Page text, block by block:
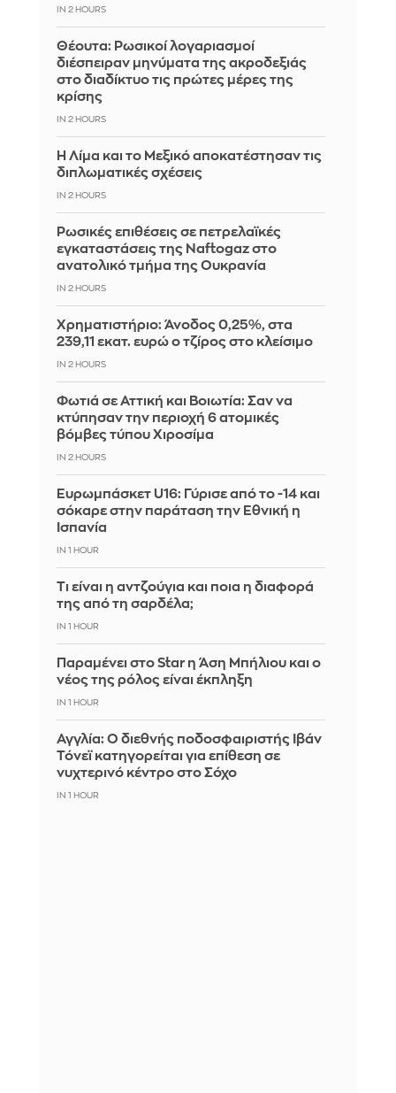
IN 2 HOURS
Θέουτα: Ρωσικοί λογαριασμοί
διέσπειραν μηνύματα της ακροδεξιάς
στο διαδίκτυο τις πρώτες μέρες της
κρίσης
IN 2 HOURS
Η Λίμα και το Μεξικό αποκατέστησαν τις
διπλωματικές σχέσεις
IN 2 HOURS
Ρωσικές επιθέσεις σε πετρελαϊκές
εγκαταστάσεις της Naftogaz στο
ανατολικό τμήμα της Ουκρανία
IN 2 HOURS
Χρηματιστήριο: Άνοδος 0,25%, στα
239,11 εκατ. ευρώ ο τζίρος στο κλείσιμο
IN 2 HOURS
Φωτιά σε Αττική και Βοιωτία: Σαν να
κτύπησαν την περιοχή 6 ατομικές
βόμβες τύπου Χιροσίμα
IN 2 HOURS
Ευρωμπάσκετ U16: Γύρισε από το -14 και
σόκαρε στην παράταση την Εθνική η
Ισπανία
IN 1 HOUR
Τι είναι η αντζούγια και ποια η διαφορά
της από τη σαρδέλα;
IN 1 HOUR
Παραμένει στο Star η Άση Μπήλιου και ο
νέος της ρόλος είναι έκπληξη
IN 1 HOUR
Αγγλία: Ο διεθνής ποδοσφαιριστής Ιβάν
Τόνεϊ κατηγορείται για επίθεση σε
νυχτερινό κέντρο στο Σόχο
IN 1 HOUR